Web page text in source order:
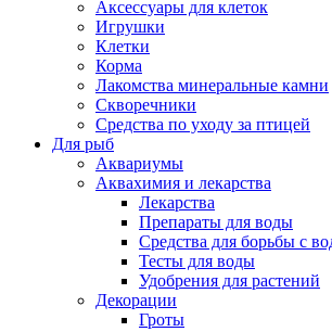
Аксессуары для клеток
Игрушки
Клетки
Корма
Лакомства минеральные камни
Скворечники
Средства по уходу за птицей
Для рыб
Аквариумы
Аквахимия и лекарства
Лекарства
Препараты для воды
Средства для борьбы с
Тесты для воды
Удобрения для растений
Декорации
Гроты